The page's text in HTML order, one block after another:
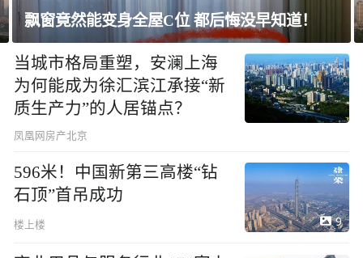
上海未建成的地标：“人”字大楼
当城市格局重塑，安澜上海
为何能成为徐汇滨江承接“新
质生产力”的人居锚点？
凤凰网房产北京
596米！中国新第三高楼“钻
石顶”首吊成功
楼上楼 9